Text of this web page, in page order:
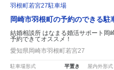
羽根町若宮27駐車場
岡崎市羽根町の予約のできる
結婚相談所 はなまる婚活サポート岡
予約できてオススメ！
愛知県岡崎市羽根町若宮27
駐車場形式 平置き 屋内外形式